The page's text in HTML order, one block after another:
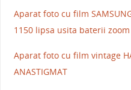
Aparat foto cu film
1150 lipsa usita baterii zoom
Aparat foto cu film vintage
ANASTIGMAT